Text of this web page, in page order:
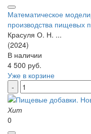
Математическое
производства пищевых
Красуля О. Н. ...
(2024)
В наличии
4 500 руб.
Уже в корзине
Хит
0